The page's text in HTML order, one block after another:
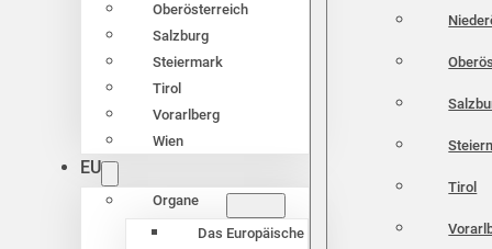
Oberösterreich
Salzburg
Steiermark
Tirol
Vorarlberg
Wien
EU
Organe
Das Europäische
Tirol